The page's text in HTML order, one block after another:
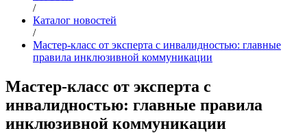
/
Каталог новостей
/
Мастер-класс от эксперта с инвалидностью: главные
правила инклюзивной коммуникации
Мастер-класс от эксперта с
инвалидностью: главные правила
инклюзивной коммуникации